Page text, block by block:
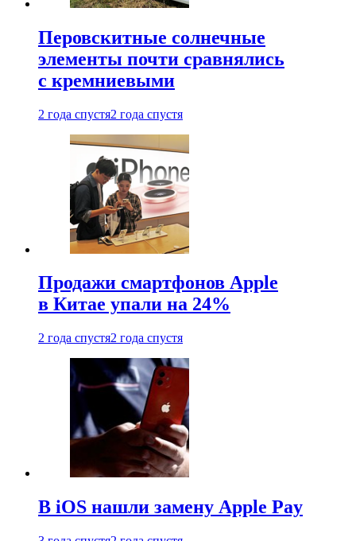
Перовскитные солнечные
элементы почти сравнялись
с кремниевыми
2 года спустя2 года спустя
Продажи смартфонов Apple
в Китае упали на 24%
2 года спустя2 года спустя
В iOS нашли замену Apple Pay